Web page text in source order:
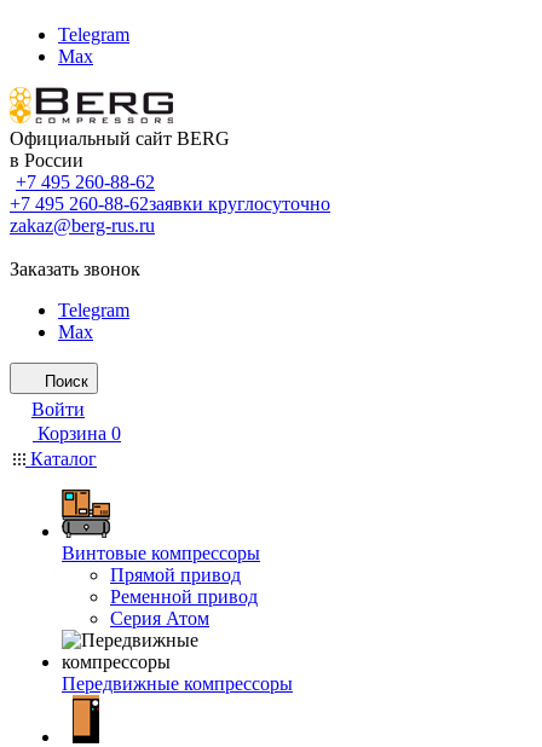
Telegram
Max
Официальный сайт BERG
в России
+7 495 260-88-62
+7 495 260-88-62заявки круглосуточно
zakaz@berg-rus.ru
Заказать звонок
Telegram
Max
Поиск
Войти
Корзина 0
Каталог
Винтовые компрессоры
Прямой привод
Ременной привод
Серия Атом
Передвижные компрессоры